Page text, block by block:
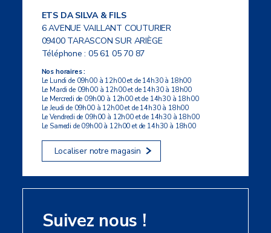
ETS DA SILVA & FILS
6 AVENUE VAILLANT COUTURIER
09400 TARASCON SUR ARIÈGE
Téléphone :05 61 05 70 87
Nos horaires :
Le Lundi de 09h00 à 12h00 et de 14h30 à 18h00
Le Mardi de 09h00 à 12h00 et de 14h30 à 18h00
Le Mercredi de 09h00 à 12h00 et de 14h30 à 18h00
Le Jeudi de 09h00 à 12h00 et de 14h30 à 18h00
Le Vendredi de 09h00 à 12h00 et de 14h30 à 18h00
Le Samedi de 09h00 à 12h00 et de 14h30 à 18h00
Localiser notre magasin
Suivez nous !